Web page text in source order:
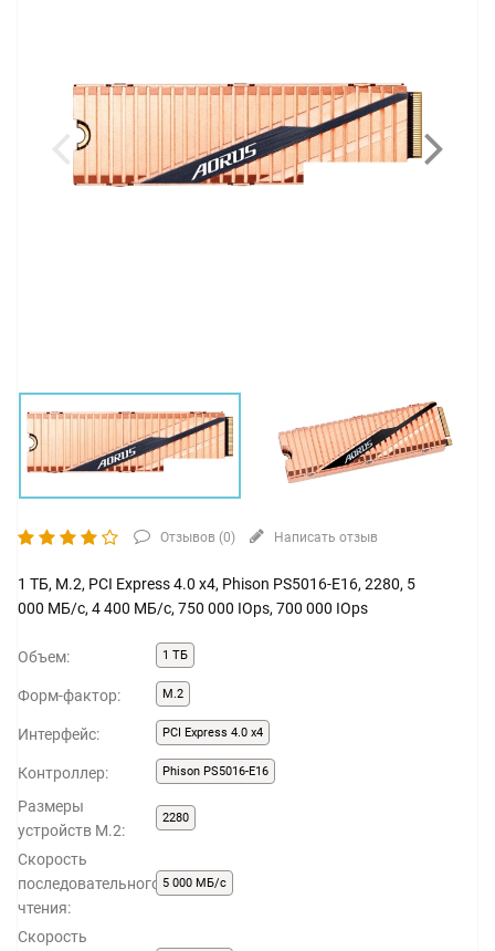
Отзывов (0) Написать отзыв
1 ТБ, M.2, PCI Express 4.0 x4, Phison PS5016-E16, 2280, 5
000 МБ/с, 4 400 МБ/с, 750 000 IOps, 700 000 IOps
Объем: 1 ТБ
Форм-фактор: M.2
Интерфейс: PCI Express 4.0 x4
Контроллер: Phison PS5016-E16
Размеры
устройств M.2:
2280
Скорость
последовательного
чтения:
5 000 МБ/с
Скорость